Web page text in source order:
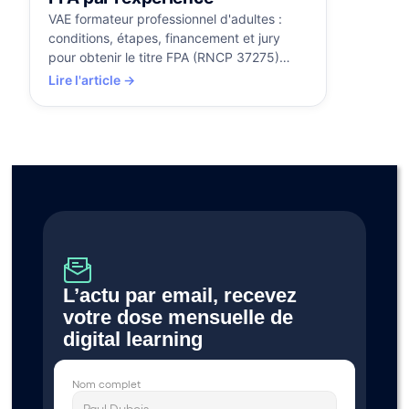
VAE formateur professionnel d'adultes :
conditions, étapes, financement et jury
pour obtenir le titre FPA (RNCP 37275)
grâce à votre expérience. Guide complet.
Lire l'article →
L’actu par email, recevez
votre dose mensuelle de
digital learning
Nom complet